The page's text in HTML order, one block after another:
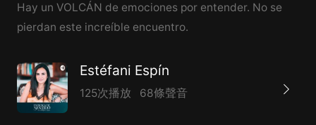
Hay un VOLCÁN de emociones por entender. No se
pierdan este increíble encuentro.
Estéfani Espín
125次播放 68條聲音